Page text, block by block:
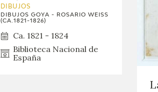
DIBUJOS
DIBUJOS GOYA - ROSARIO WEISS
(CA.1821-1826)
Ca. 1821 - 1824
Biblioteca Nacional de
España